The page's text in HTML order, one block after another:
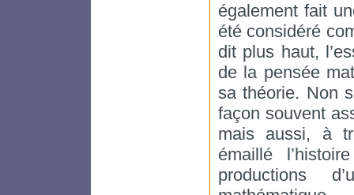
également fait
été considéré
dit plus haut,
de la pensée
sa théorie. Non
façon souvent
mais aussi, à
émaillé
productions